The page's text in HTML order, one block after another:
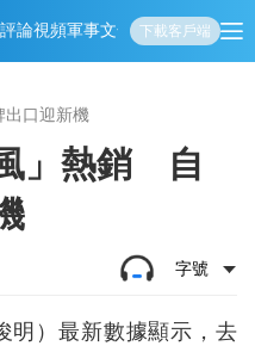
評論視頻軍事文化 娛樂生活教育體
下載客戶端
口迎新機
」熱銷 自
字號
明）最新數據顯示，去